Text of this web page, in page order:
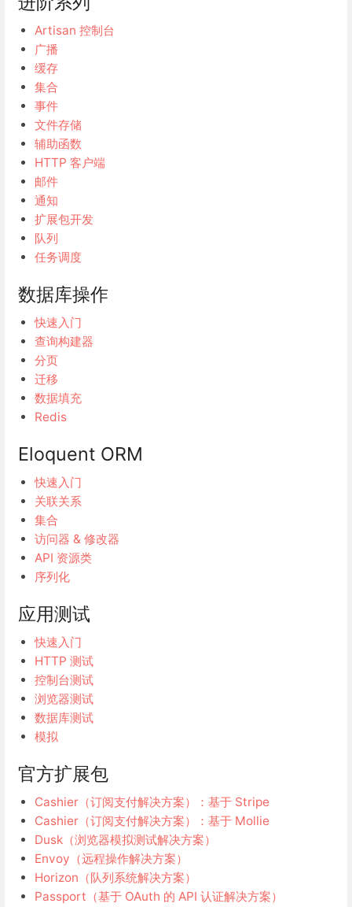
Artisan 控制台
广播
缓存
集合
事件
文件存储
辅助函数
HTTP 客户端
邮件
通知
扩展包开发
队列
任务调度
数据库操作
快速入门
查询构建器
分页
迁移
数据填充
Redis
Eloquent ORM
快速入门
关联关系
集合
访问器 & 修改器
API 资源类
序列化
应用测试
快速入门
HTTP 测试
控制台测试
浏览器测试
数据库测试
模拟
官方扩展包
Cashier（订阅支付解决方案）：基于 Stripe
Cashier（订阅支付解决方案）：基于 Mollie
Dusk（浏览器模拟测试解决方案）
Envoy（远程操作解决方案）
Horizon（队列系统解决方案）
Passport（基于 OAuth 的 API 认证解决方案）